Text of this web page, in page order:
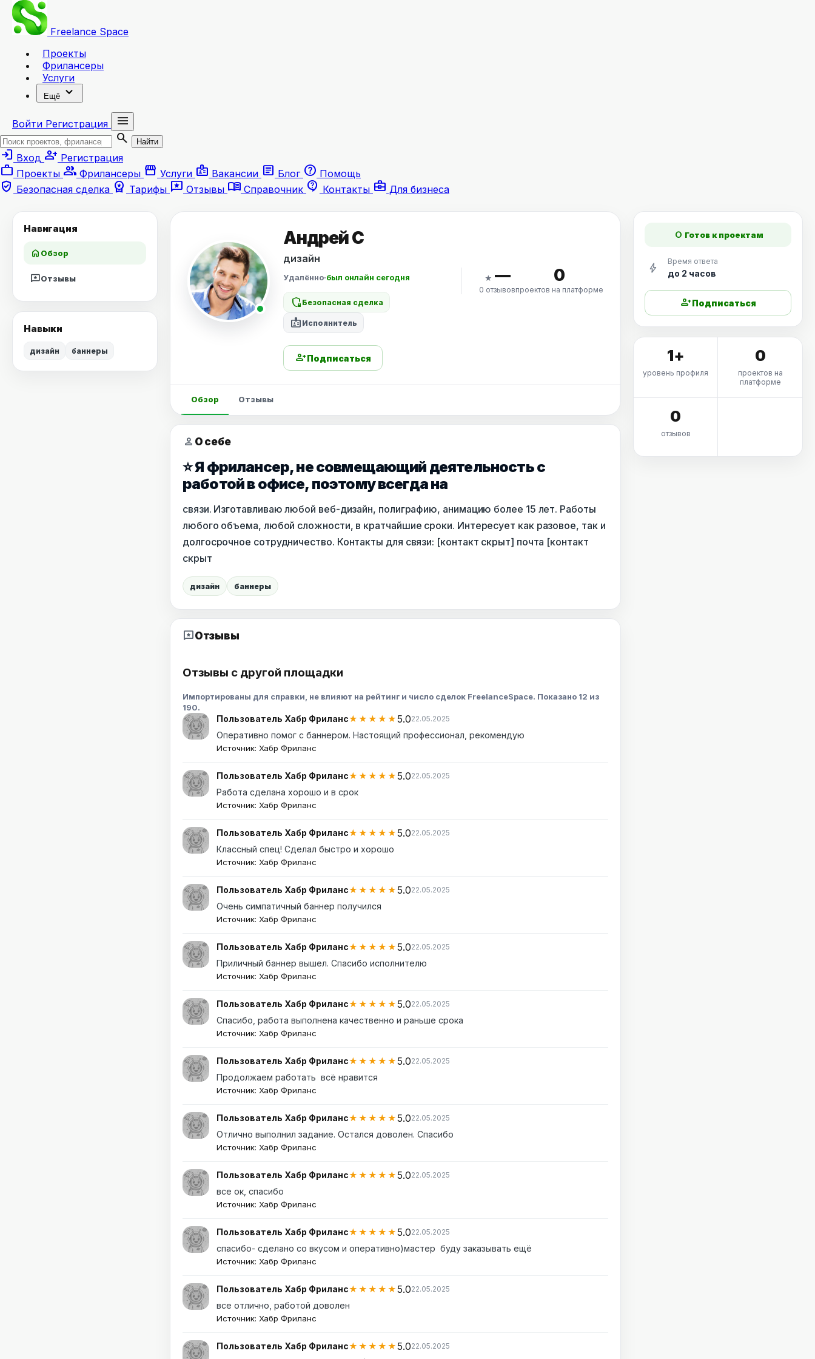
Freelance Space
Проекты
Фрилансеры
Услуги
Ещё expand_more
Войти Регистрация
menu
search
Найти
login Вход person_add Регистрация
work Проекты group Фрилансеры storefront Услуги badge Вакансии article Блог help Помощь
verified_user Безопасная сделка workspace_premium Тарифы reviews Отзывы menu_book Справочник contact_support Контакты business_center Для бизнеса
Навигация
home Обзор
reviewsОтзывы
Навыки
дизайн баннеры
Андрей С
дизайн
Удалённо·был онлайн сегодня
shield_locked Безопасная сделка
badge Исполнитель
★ —
0 отзывов
0
проектов на платформе
person_addПодписаться
Обзор Отзывы
person О себе
⭐ Я фрилансер, не совмещающий деятельность с
работой в офисе, поэтому всегда на
связи. Изготавливаю любой веб-дизайн, полиграфию, анимацию более 15 лет. Работы
любого объема, любой сложности, в кратчайшие сроки. Интересует как разовое, так и
долгосрочное сотрудничество. Контакты для связи: [контакт скрыт] почта [контакт
скрыт
дизайн баннеры
reviewsОтзывы
Отзывы с другой площадки
Импортированы для справки, не влияют на рейтинг и число сделок FreelanceSpace. Показано 12 из
190.
Пользователь Хабр Фриланс★★★★★5.022.05.2025
Оперативно помог с баннером. Настоящий профессионал, рекомендую
Источник: Хабр Фриланс
Пользователь Хабр Фриланс★★★★★5.022.05.2025
Работа сделана хорошо и в срок
Источник: Хабр Фриланс
Пользователь Хабр Фриланс★★★★★5.022.05.2025
Классный спец! Сделал быстро и хорошо
Источник: Хабр Фриланс
Пользователь Хабр Фриланс★★★★★5.022.05.2025
Очень симпатичный баннер получился
Источник: Хабр Фриланс
Пользователь Хабр Фриланс★★★★★5.022.05.2025
Приличный баннер вышел. Спасибо исполнителю
Источник: Хабр Фриланс
Пользователь Хабр Фриланс★★★★★5.022.05.2025
Спасибо, работа выполнена качественно и раньше срока
Источник: Хабр Фриланс
Пользователь Хабр Фриланс★★★★★5.022.05.2025
Продолжаем работать  всё нравится
Источник: Хабр Фриланс
Пользователь Хабр Фриланс★★★★★5.022.05.2025
Отлично выполнил задание. Остался доволен. Спасибо
Источник: Хабр Фриланс
Пользователь Хабр Фриланс★★★★★5.022.05.2025
все ок, спасибо
Источник: Хабр Фриланс
Пользователь Хабр Фриланс★★★★★5.022.05.2025
спасибо- сделано со вкусом и оперативно)мастер  буду заказывать ещё
Источник: Хабр Фриланс
Пользователь Хабр Фриланс★★★★★5.022.05.2025
все отлично, работой доволен
Источник: Хабр Фриланс
Пользователь Хабр Фриланс★★★★★5.022.05.2025
fiber_manual_record Готов к проектам
bolt Время ответа
до 2 часов
person_addПодписаться
1+
уровень профиля
0
проектов на
платформе
0
отзывов